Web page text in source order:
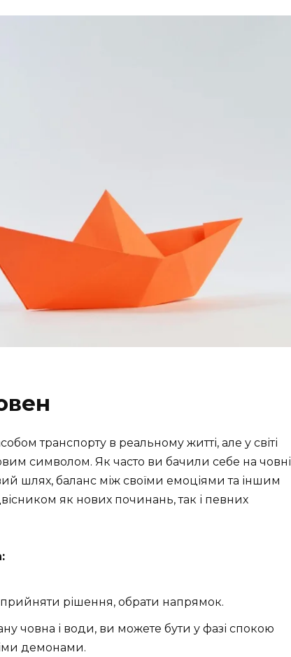
транспорту в реальному житті, але у світі
символом. Як часто ви бачили себе на човні
шлях, баланс між своїми емоціями та іншим
як нових починань, так і певних
рішення, обрати напрямок.
човна і води, ви можете бути у фазі спокою
демонами.